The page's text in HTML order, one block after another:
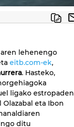
lehenengo
eitb.com-ek,
. Hasteko,
ligako estropaden
eta Ibon
ditu